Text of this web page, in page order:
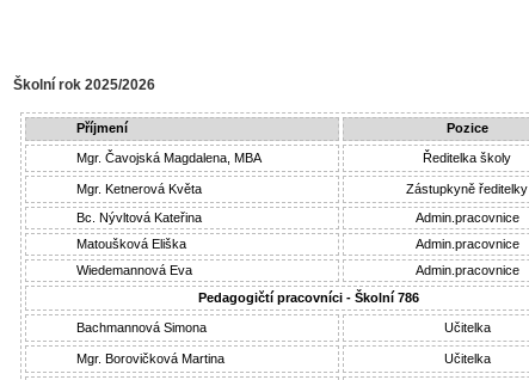
Školní rok 2025/2026
Příjmení Pozice
Mgr. Čavojská Magdalena, MBA Ředitelka školy
Mgr. Ketnerová Květa
Zástupkyně ředitelky
Bc. Nývltová Kateřina
Admin.pracovnice
Matoušková Eliška
Admin.pracovnice
Wiedemannová Eva
Admin.pracovnice
Pedagogičtí pracovníci - Školní 786
Bachmannová Simona Učitelka
Mgr. Borovičková Martina Učitelka